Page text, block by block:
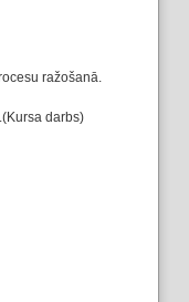
ražošanā.
darbs)